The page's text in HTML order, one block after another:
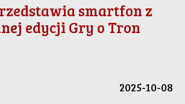
smartfon z
edycji Gry o Tron
2025-10-08